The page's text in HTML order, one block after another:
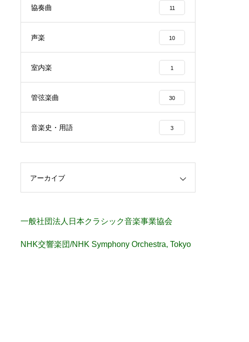
協奏曲 11
声楽 10
室内楽 1
管弦楽曲 30
音楽史・用語 3
アーカイブ
一般社団法人日本クラシック音楽事業協会
NHK交響楽団/NHK Symphony Orchestra, Tokyo